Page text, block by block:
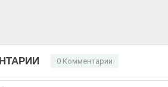
0 Комментарии